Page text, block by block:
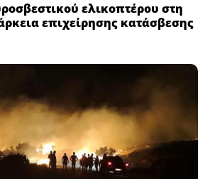
ελικοπτέρου στη
επιχείρησης κατάσβεσης